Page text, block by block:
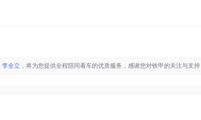
李全立 ，将为您提供全程陪同看车的优质服务，感谢您对铁甲的关注与支